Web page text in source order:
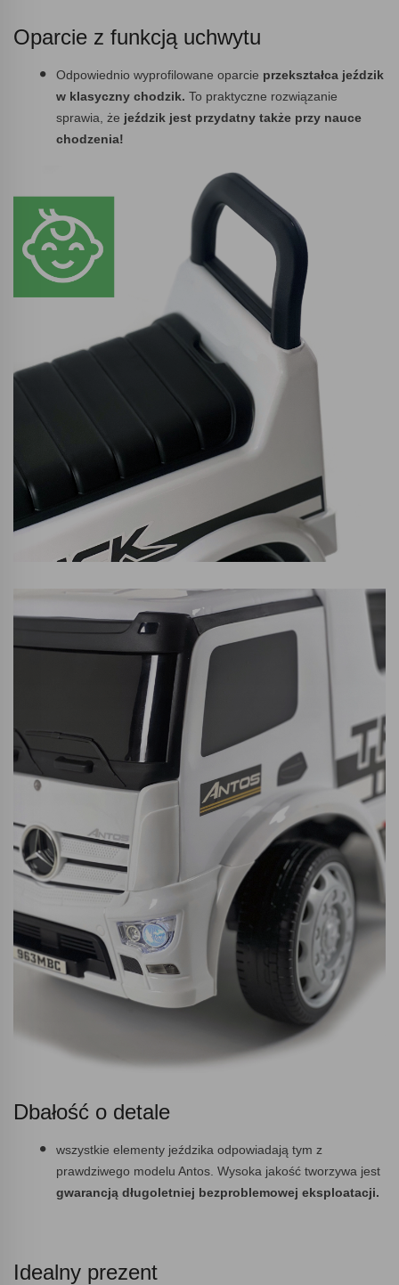
Oparcie z funkcją uchwytu
Odpowiednio wyprofilowane oparcie przekształca jeździk
w klasyczny chodzik. To praktyczne rozwiązanie
sprawia, że jeździk jest przydatny także przy nauce
chodzenia!
Dbałość o detale
wszystkie elementy jeździka odpowiadają tym z
prawdziwego modelu Antos. Wysoka jakość tworzywa jest
gwarancją długoletniej bezproblemowej eksploatacji.
Idealny prezent